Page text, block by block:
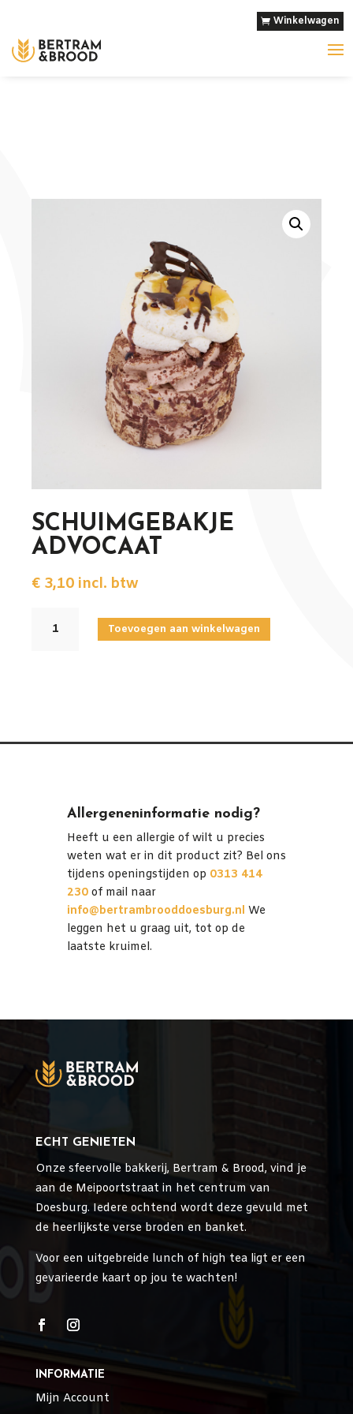
Winkelwagen
SCHUIMGEBAKJE
ADVOCAAT
€ 3,10 incl. btw
SCHUIMGEBAKJE
ADVOCAAT
Toevoegen aan winkelwagen
Allergeneninformatie nodig?
Heeft u een allergie of wilt u precies
weten wat er in dit product zit? Bel ons
tijdens openingstijden op 0313 414
230of mail naar
info@bertrambrooddoesburg.nl We
leggen het u graag uit, tot op de
laatste kruimel.
ECHT GENIETEN
Onze sfeervolle bakkerij, Bertram & Brood, vind je
aan de Meipoortstraat in het centrum van
Doesburg. Iedere ochtend wordt deze gevuld met
de heerlijkste verse broden en banket.
Voor een uitgebreide lunch of high tea ligt er een
gevarieerde kaart op jou te wachten!
INFORMATIE
Mijn Account